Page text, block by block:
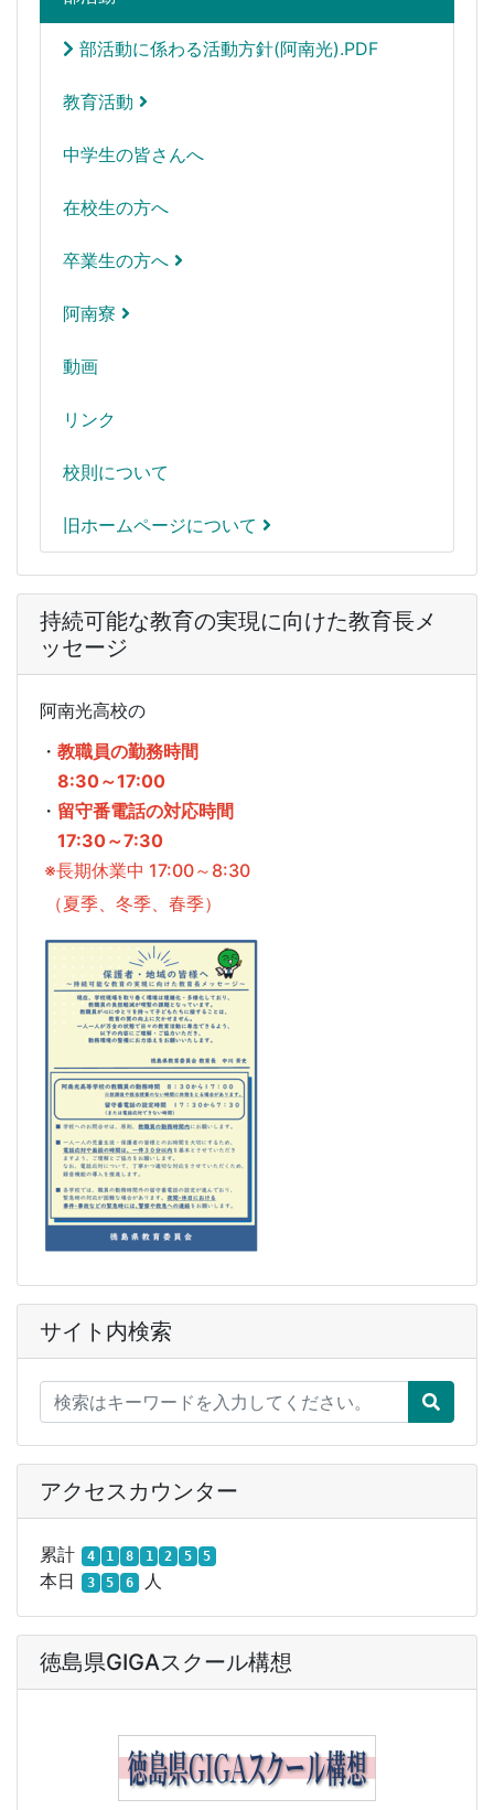
部活動に係わる活動方針(阿南光).PDF
教育活動
中学生の皆さんへ
在校生の方へ
卒業生の方へ
阿南寮
動画
リンク
校則について
旧ホームページについて
持続可能な教育の実現に向けた教育長メ
ッセージ
阿南光高校の
・ 教職員の勤務時間
8:30～17:00
・ 留守番電話の対応時間
17:30～7:30
※長期休業中 17:00～8:30
（夏季、冬季、春季）
サイト内検索
アクセスカウンター
累計 4 1 8 1 2 5 5
本日 3 5 6 人
徳島県GIGAスクール構想